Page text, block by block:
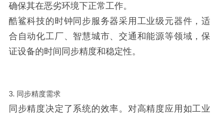
确保其在恶劣环境下正常工作。
酷鲨科技的时钟同步服务器采用工业级元器件，适
合自动化工厂、智慧城市、交通和能源等领域，保
证设备的时间同步精度和稳定性。
3. 同步精度需求
同步精度决定了系统的效率。对高精度应用如工业